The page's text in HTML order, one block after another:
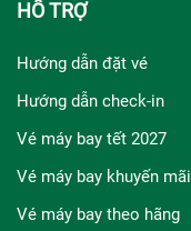
HỖ TRỢ
Hướng dẫn đặt vé
Hướng dẫn check-in
Vé máy bay tết 2027
Vé máy bay khuyến mãi
Vé máy bay theo hãng